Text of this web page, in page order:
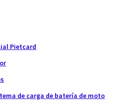
Pietcard
de carga de batería de moto